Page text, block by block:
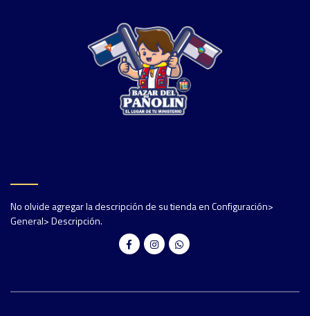
No olvide agregar la descripción de su tienda en Configuración>
General> Descripción.